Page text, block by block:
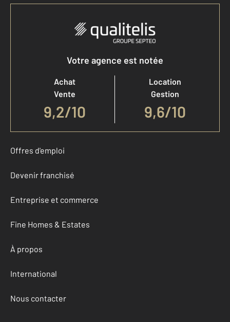
Votre agence est notée
Achat
Vente
9,2/10
Location
Gestion
9,6/10
Offres d'emploi
Devenir franchisé
Entreprise et commerce
Fine Homes & Estates
À propos
International
Nous contacter